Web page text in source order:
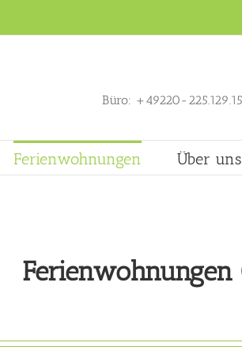
Büro: +49220-
Ferienwohnungen Über uns
Ferienwohnungen